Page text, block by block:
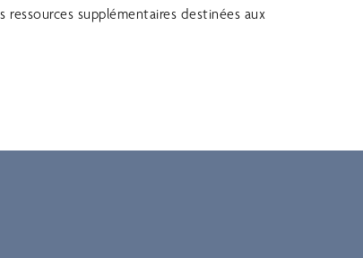
supplémentaires destinées aux